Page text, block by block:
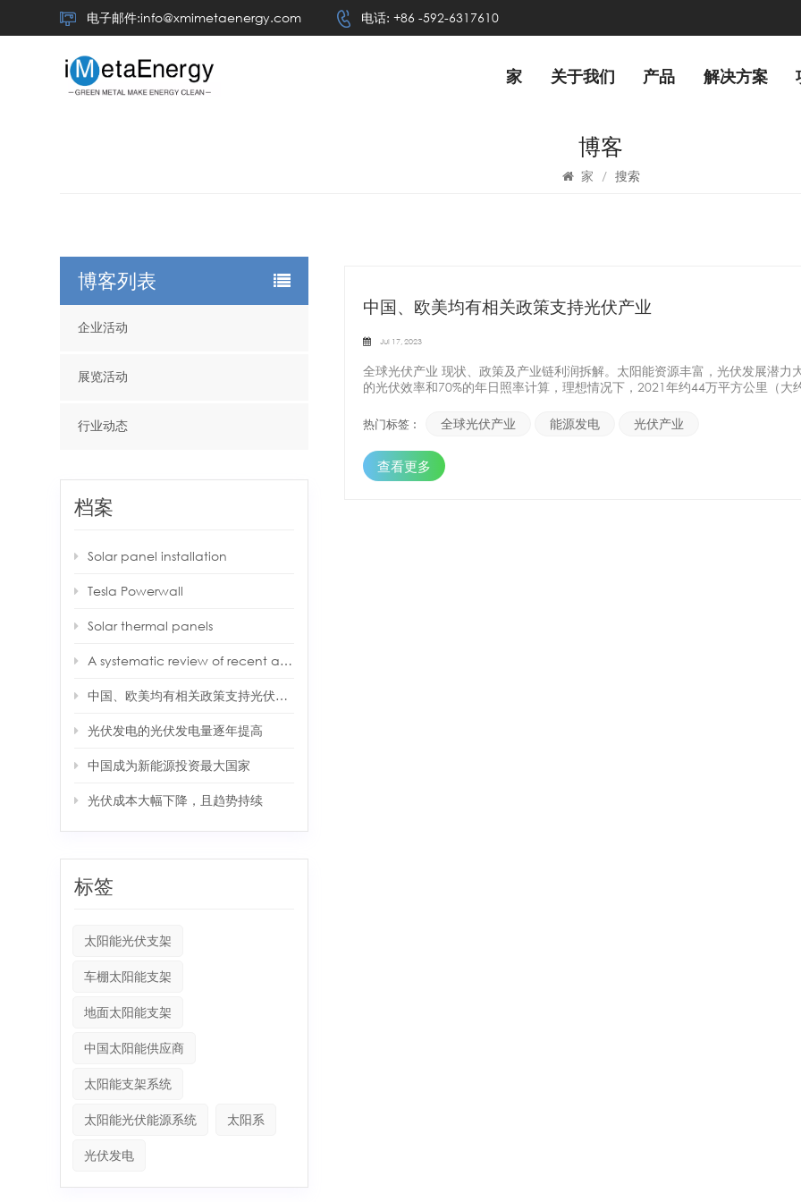
电子邮件:info@xmimetaenergy.com 电话: +86 -592-6317610
家 关于我们 产品 解决方案
博客
家 / 搜索
中国、欧美均有相关政策支持光伏产业
Jul 17, 2023
全球光伏产业 现状、政策及产业链利润拆解。太阳能资源丰富，光伏发展潜
的光伏效率和70%的年日照率计算，理想情况下，2021年约44万平方公里（
本长期下降趋势不变，近十年成本下降80%以上。目前欧洲、中国和美国的光
欧洲、美国都有相关政策支持 光伏产业.从投资强度（新能源投资占GDP比重
0.6%/0.35%/0.25%。 从政策支持来看，基于双碳目标和能源转型，我国坚定
能源转型是欧洲避免受到外部约束的最佳途径。美国整体投资依然高位，但内
相对不同，光伏产业发展较为波动，长期可持续性有待验证。
热门标签 : 全球光伏产业 能源发电 光伏产业
查看更多
博客列表
企业活动
展览活动
行业动态
档案
Solar panel installation
Tesla Powerwall
Solar thermal panels
A systematic review of recent air source heat pump (ASHP) systems assisted by solar thermal, photovoltaic and photovoltaic/thermal sources
中国、欧美均有相关政策支持光伏产业
光伏发电的光伏发电量逐年提高
中国成为新能源投资最大国家
光伏成本大幅下降，且趋势持续
标签
太阳能光伏支架
车棚太阳能支架
地面太阳能支架
中国太阳能供应商
太阳能支架系统
太阳能光伏能源系统 太阳系
光伏发电